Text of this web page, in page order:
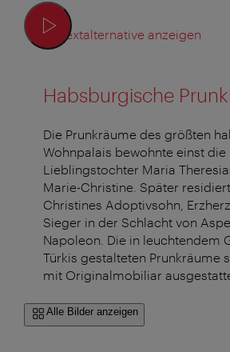
Textalternative anzeigen
Habsburgische
Die Prunkräume des größten
Wohnpalais bewohnte einst die
Lieblingstochter Maria
Marie-Christine. Später
Christines Adoptivsohn,
Sieger in der Schlacht von
Napoleon. Die in leuchtendem
Türkis gestalteten Prunkräume
mit Originalmobiliar
Alle Bilder anzeigen